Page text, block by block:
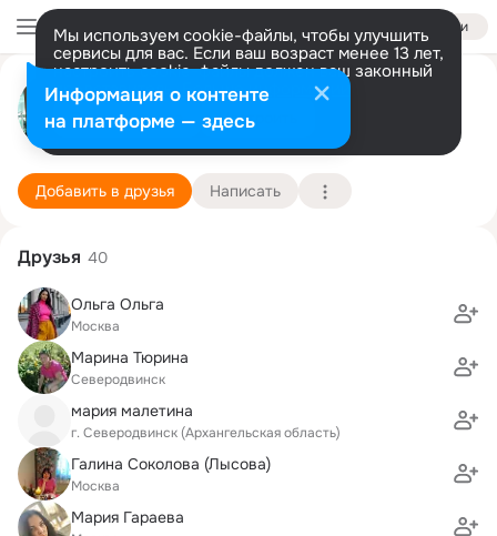
Войти
Мы используем cookie-файлы, чтобы улучшить
сервисы для вас. Если ваш возраст менее 13 лет,
настроить cookie-файлы должен ваш законный
представитель. Больше информации
Разрешить все Настроить
Анжелика Хабарова
Королев Мос.обл.
8 школа
Подробнее
Добавить в друзья Написать
Друзья 40
Ольга Ольга
Москва
Марина Тюрина
Северодвинск
мария малетина
г. Северодвинск (Архангельская область)
Галина Соколова (Лысова)
Москва
Мария Гараева
Информация о контенте
на платформе — здесь